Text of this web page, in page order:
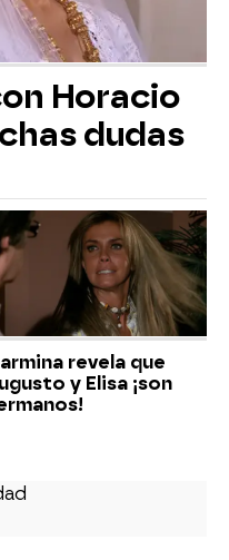
Horacio
dudas
revela que
y Elisa ¡son